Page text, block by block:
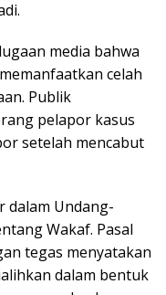
media bahwa
celah
Publik
pelapor kasus
setelah mencabut
dalam Undang-
Wakaf. Pasal
tegas menyatakan
dalam bentuk